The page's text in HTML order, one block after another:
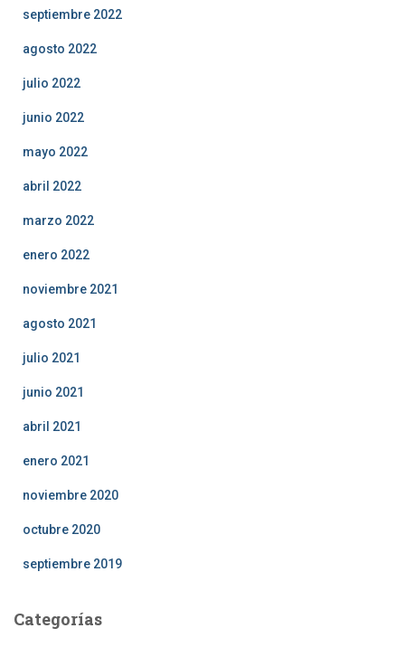
septiembre 2022
agosto 2022
julio 2022
junio 2022
mayo 2022
abril 2022
marzo 2022
enero 2022
noviembre 2021
agosto 2021
julio 2021
junio 2021
abril 2021
enero 2021
noviembre 2020
octubre 2020
septiembre 2019
Categorías